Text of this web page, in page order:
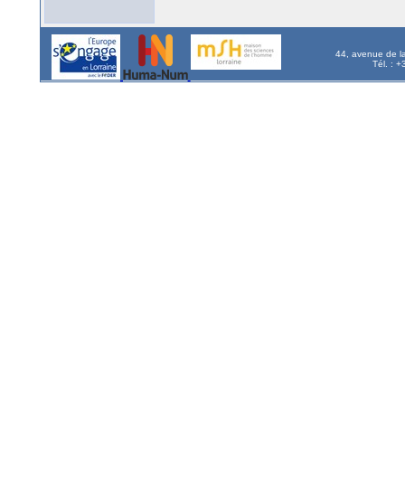
44, avenue de
Tél. :